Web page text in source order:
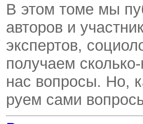
В этом томе мы
авторов и
экспертов,
получаем
нас вопросы. Но,
руем сами